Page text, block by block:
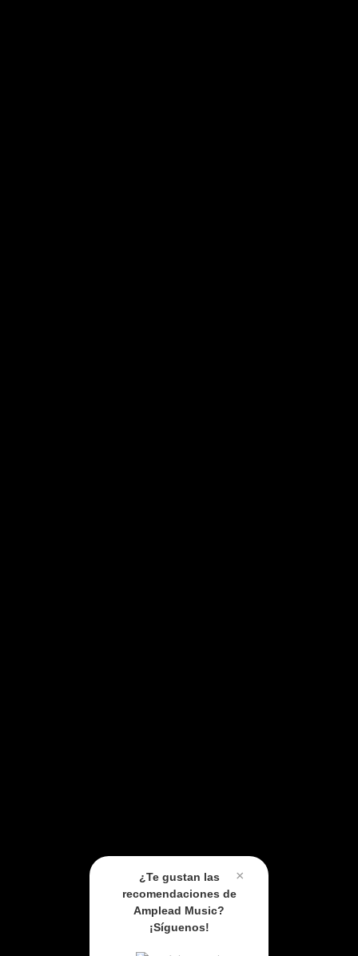
×
¿Te gustan las
recomendaciones de
Amplead Music?
¡Síguenos!